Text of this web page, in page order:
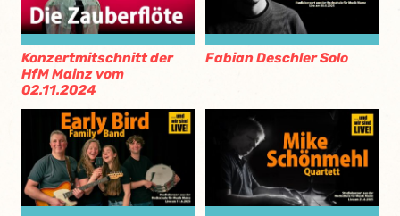
Konzertmitschnitt der
HfM Mainz vom
02.11.2024
Fabian Deschler Solo